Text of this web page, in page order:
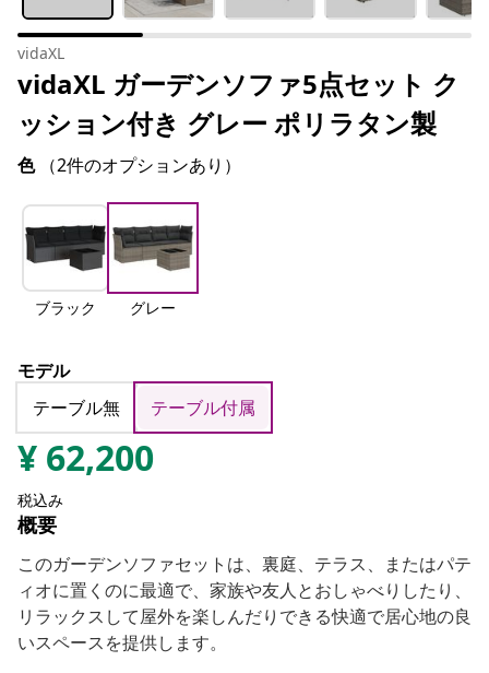
vidaXL
vidaXL ガーデンソファ5点セット ク
ッション付き グレー ポリラタン製
色 （2件のオプションあり）
ブラック グレー
モデル
テーブル無
テーブル付属
¥ 62,200
税込み
概要
このガーデンソファセットは、裏庭、テラス、またはパテ
ィオに置くのに最適で、家族や友人とおしゃべりしたり、
リラックスして屋外を楽しんだりできる快適で居心地の良
いスペースを提供します。